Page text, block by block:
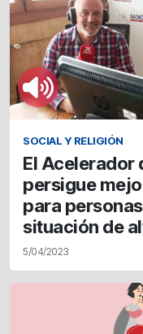
SOCIAL Y RELIGIÓN
El Acelerador
persigue
para
situación de
5/04/2023